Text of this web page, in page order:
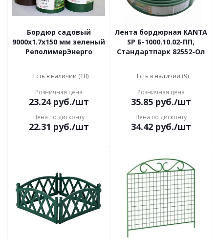
Бордюр садовый
9000x1.7x150 мм зеленый
РеполимерЭнерго
Есть в наличии (10)
Розничная цена
23.24руб./шт
Цена по дисконту
22.31 руб./шт
Лента бордюрная KANTA
SP Б-1000.10.02-ПП,
Стандартпарк 82552-Ол
Есть в наличии (9)
Розничная цена
35.85руб./шт
Цена по дисконту
34.42руб./шт